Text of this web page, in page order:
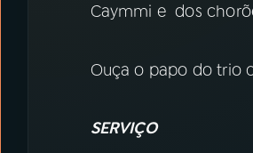
Caymmi e dos
Ouça o papo do trio
SERVIÇO